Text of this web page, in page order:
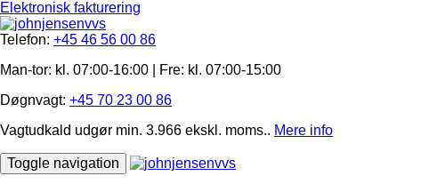
Elektronisk fakturering
Telefon: +45 46 56 00 86
Man-tor: kl. 07:00-16:00 | Fre: ​kl. 07:00-15​:00
Døgnvagt: +45 70 23 00 86
Vagtudkald udgør min. 3.966 ekskl. moms.. Mere info
Toggle navigation